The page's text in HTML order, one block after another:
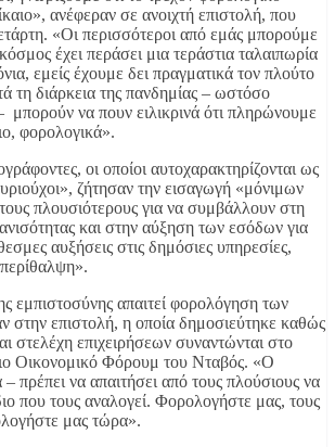
ανέφεραν σε ανοιχτή επιστολή, που
«Οι περισσότεροι από εμάς μπορούμε
έχει περάσει μια τεράστια ταλαιπωρία
εμείς έχουμε δει πραγματικά τον πλούτο
τη διάρκεια της πανδημίας – ωστόσο
μπορούν να πουν ειλικρινά ότι πληρώνουμε
φορολογικά».
οι οποίοι αυτοχαρακτηρίζονται ως
ζήτησαν την εισαγωγή «μόνιμων
πλουσιότερους για να συμβάλλουν στη
και στην αύξηση των εσόδων για
αυξήσεις στις δημόσιες υπηρεσίες,
εμπιστοσύνης απαιτεί φορολόγηση των
στην επιστολή, η οποία δημοσιεύτηκε καθώς
στελέχη επιχειρήσεων συναντώνται στο
Οικονομικό Φόρουμ του Νταβός. «Ο
πρέπει να απαιτήσει από τους πλούσιους να
που τους αναλογεί. Φορολογήστε μας, τους
μας τώρα».